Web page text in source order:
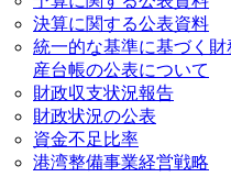
決算に関する公表資料
統一的な基準に基づく
産台帳の公表について
財政収支状況報告
財政状況の公表
資金不足比率
港湾整備事業経営戦略